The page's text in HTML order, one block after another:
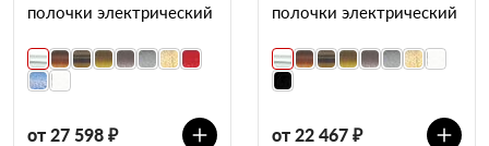
полочки электрический
от 27 598 ₽
полочки электрический
от 22 467 ₽